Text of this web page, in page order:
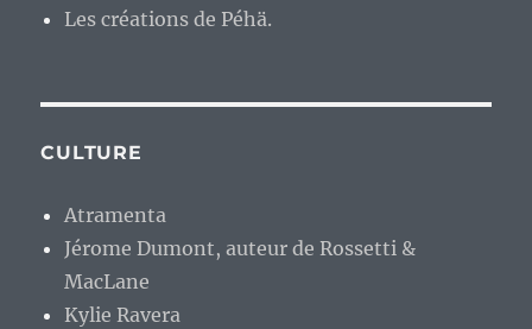
Les créations de Péhä.
CULTURE
Atramenta
Jérome Dumont, auteur de Rossetti &
MacLane
Kylie Ravera